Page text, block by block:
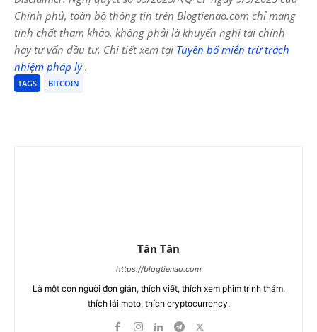
Chính phủ, toàn bộ thông tin trên Blogtienao.com chỉ mang
tính chất tham khảo, không phải là khuyến nghị tài chính
hay tư vấn đầu tư. Chi tiết xem tại Tuyên bố miễn trừ trách
nhiệm pháp lý.
TAGS BITCOIN
Tân Tân
https://blogtienao.com
Là một con người đơn giản, thích viết, thích xem phim trinh thám,
thích lái moto, thích cryptocurrency.